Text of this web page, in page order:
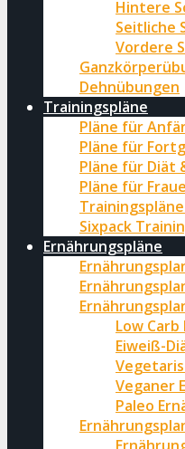
Hintere
Seitliche
Vordere
Dehnübungen
Trainingspläne
Pläne für
Pläne für
Pläne für Diät
Pläne für
Sixpack
Ernährungspläne
Low
Eiweiß-
Veganer
Paleo